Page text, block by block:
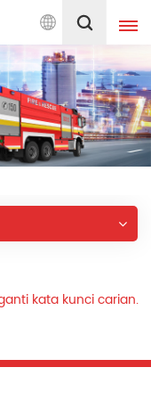
Melayu
kata kunci carian.